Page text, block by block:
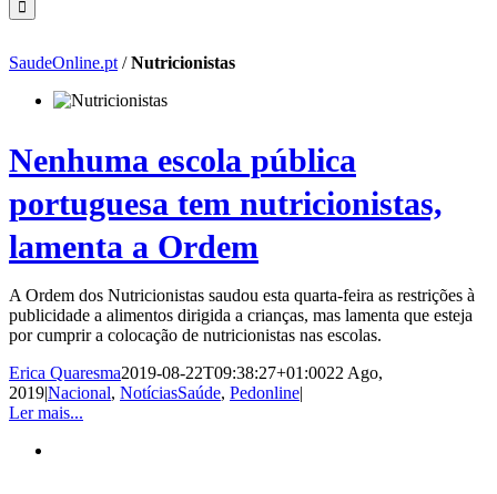
SaudeOnline.pt /Nutricionistas
Nenhuma escola pública
portuguesa tem nutricionistas,
lamenta a Ordem
A Ordem dos Nutricionistas saudou esta quarta-feira as restrições à
publicidade a alimentos dirigida a crianças, mas lamenta que esteja
por cumprir a colocação de nutricionistas nas escolas.
Erica Quaresma2019-08-22T09:38:27+01:0022 Ago,
2019|Nacional, NotíciasSaúde, Pedonline|
Ler mais...